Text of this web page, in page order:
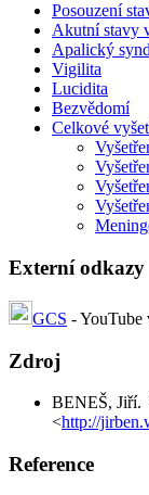
Posouzení
Akutní stavy
Apalický
Vigilita
Lucidita
Bezvědomí
Celkové
Externí odkazy
GCS - YouTube
Zdroj
BENEŠ, Jiří.
<http://
Reference